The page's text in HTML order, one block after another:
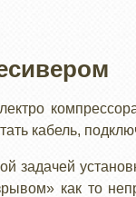
кабель,
задачей
как то